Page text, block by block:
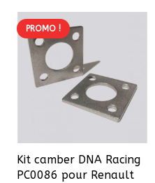
PROMO !
Kit camber DNA Racing
PC0086 pour Renault